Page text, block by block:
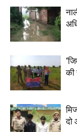
की
दो